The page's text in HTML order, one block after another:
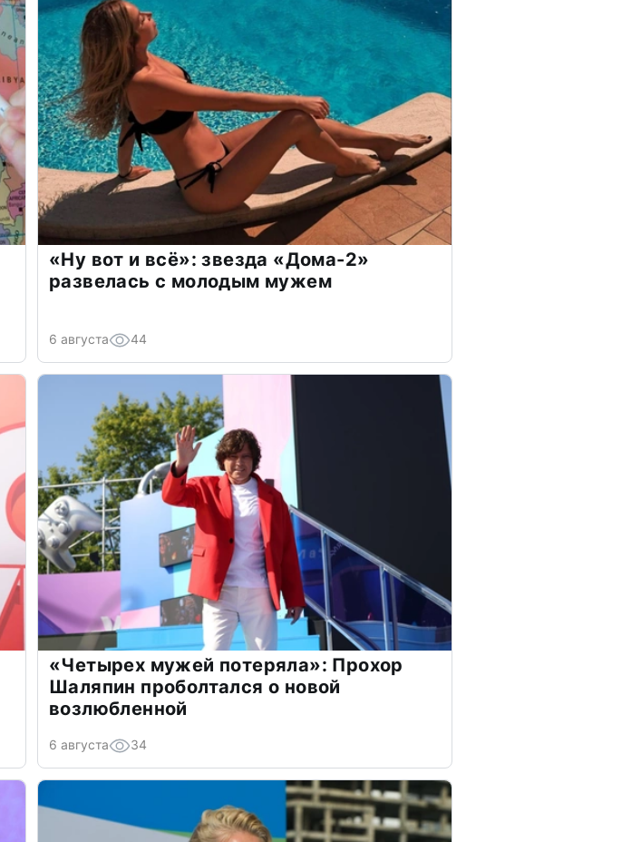
«Ну вот и всё»: звезда «Дома-2»
развелась с молодым мужем
6 августа 44
«Четырех мужей потеряла»: Прохор
Шаляпин проболтался о новой
возлюбленной
6 августа 34